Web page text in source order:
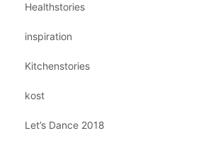
Healthstories
inspiration
Kitchenstories
kost
Let’s Dance 2018